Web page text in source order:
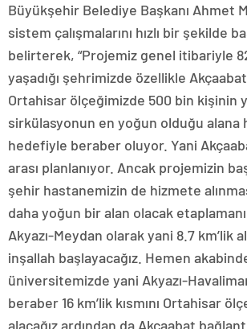
Büyükşehir Belediye Başkanı Ahmet
sistem çalışmalarını hızlı bir şekilde
belirterek, “Projemiz genel itibariyle
yaşadığı şehrimizde özellikle
Ortahisar ölçeğimizde 500 bin kişinin
sirkülasyonun en yoğun olduğu alana
hedefiyle beraber oluyor. Yani
arası planlanıyor. Ancak projemizin
şehir hastanemizin de hizmete
daha yoğun bir alan olacak
Akyazı-Meydan olarak yani 8.7 km’lik
inşallah başlayacağız. Hemen
üniversitemizde yani Akyazı-
beraber 16 km’lik kısmını Ortahisar
alacağız ardından da Akçaabat